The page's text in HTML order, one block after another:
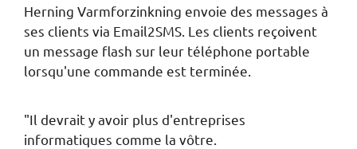
Herning Varmforzinkning envoie des messages à
ses clients via Email2SMS. Les clients reçoivent
un message flash sur leur téléphone portable
lorsqu'une commande est terminée.
"Il devrait y avoir plus d'entreprises
informatiques comme la vôtre.